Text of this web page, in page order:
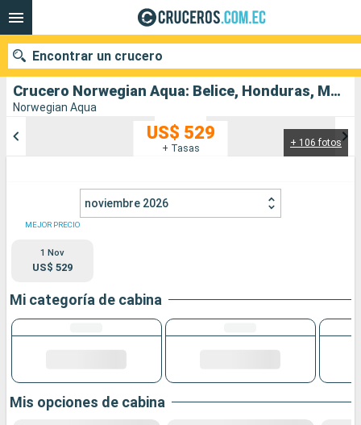
Crucero Norwegian Aqua: Belice, Honduras, México, Estados Unidos salida desde Miami
Norwegian Aqua
+ 106 fotos
US$ 529
+ Tasas
noviembre 2026
MEJOR PRECIO
1 Nov
US$ 529
Mi categoría de cabina
Mis opciones de cabina
Encontrar un crucero
Puertos Compañías